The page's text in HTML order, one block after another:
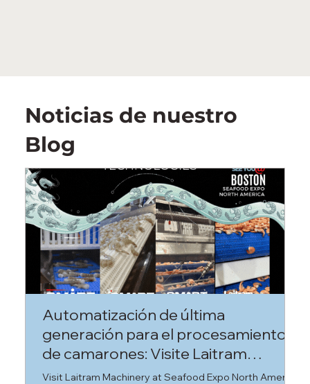
Noticias de nuestro
Blog
Automatización de última
generación para el procesamiento
de camarones: Visite Laitram
Machinery en Seafood Expo Boston
Visit Laitram Machinery at Seafood Expo North America